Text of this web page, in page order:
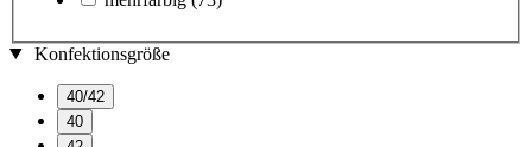
Konfektionsgröße
40/42
40